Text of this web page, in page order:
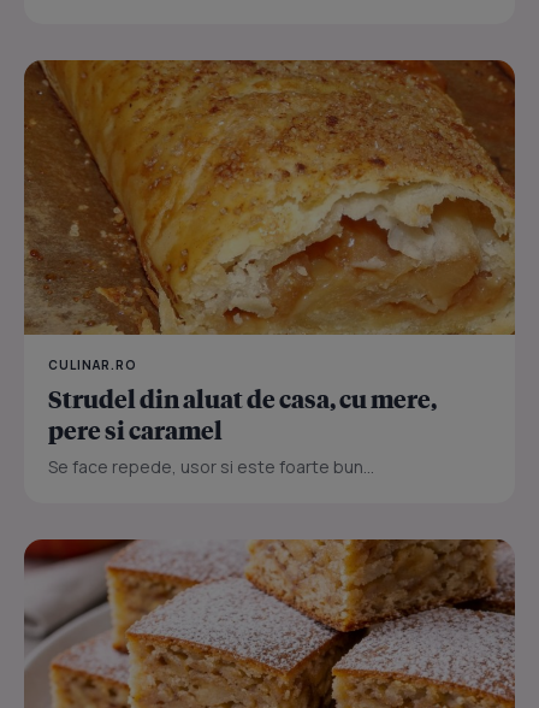
CULINAR.RO
Strudel din aluat de casa, cu mere,
pere si caramel
Se face repede, usor si este foarte bun...